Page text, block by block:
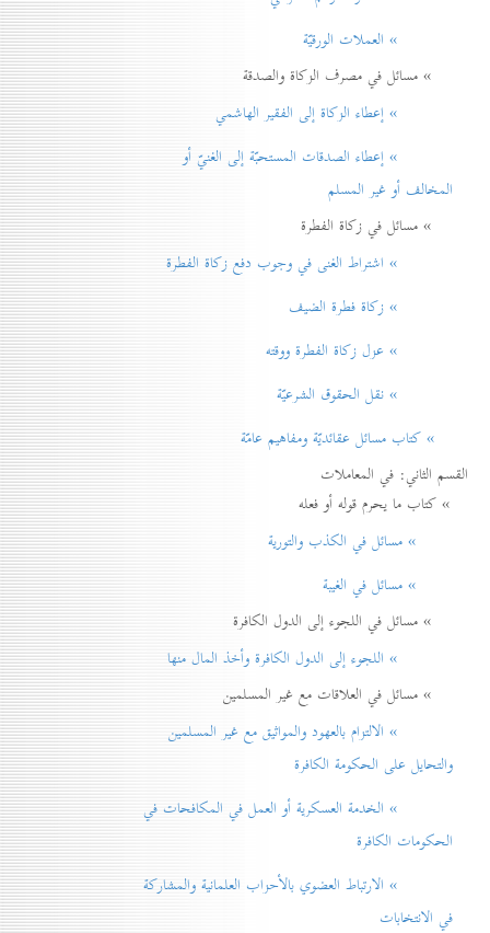
» العملات الورقيّة
» مسائل في مصرف الزكاة والصدقة
» إعطاء الزكاة إلی الفقير الهاشمي
» إعطاء الصدقات المستحبّة إلی الغنيّ أو
المخالف أو غير المسلم
» مسائل في زكاة الفطرة
» اشتراط الغنی في وجوب دفع زكاة الفطرة
» زكاة فطرة الضيف
» عزل زكاة الفطرة ووقته
» نقل الحقوق الشرعيّة
» كتاب مسائل عقائديّة ومفاهيم عامّة
القسم الثاني: في المعاملات
» كتاب ما يحرم قوله أو فعله
» مسائل في الكذب والتورية
» مسائل في الغيبة
» مسائل في اللجوء إلى الدول الكافرة
» اللجوء إلى الدول الكافرة وأخذ المال منها
» مسائل في العلاقات مع غير المسلمين
» الالتزام بالعهود والمواثيق مع غير المسلمين
والتحايل على الحكومة الكافرة
» الخدمة العسكرية أو العمل في المكافحات في
الحكومات الكافرة
» الارتباط العضوي بالأحزاب العلمانية والمشاركة
في الانتخابات